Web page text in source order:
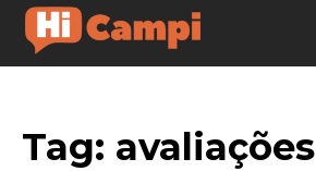
Tag: avaliações